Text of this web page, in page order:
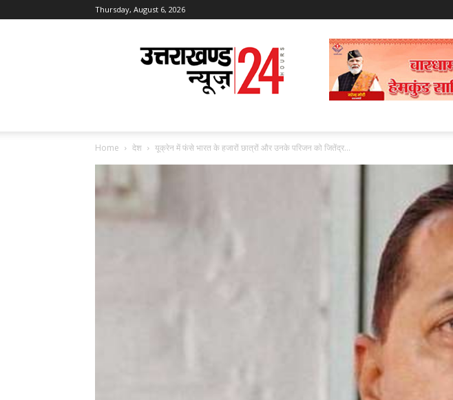
Thursday, August 6, 2026
Uttarakhand
News
24
Home देश यूक्रेन में फंसे भारत के हजारों छात्रों और उनके परिजन को जितेंद्र...